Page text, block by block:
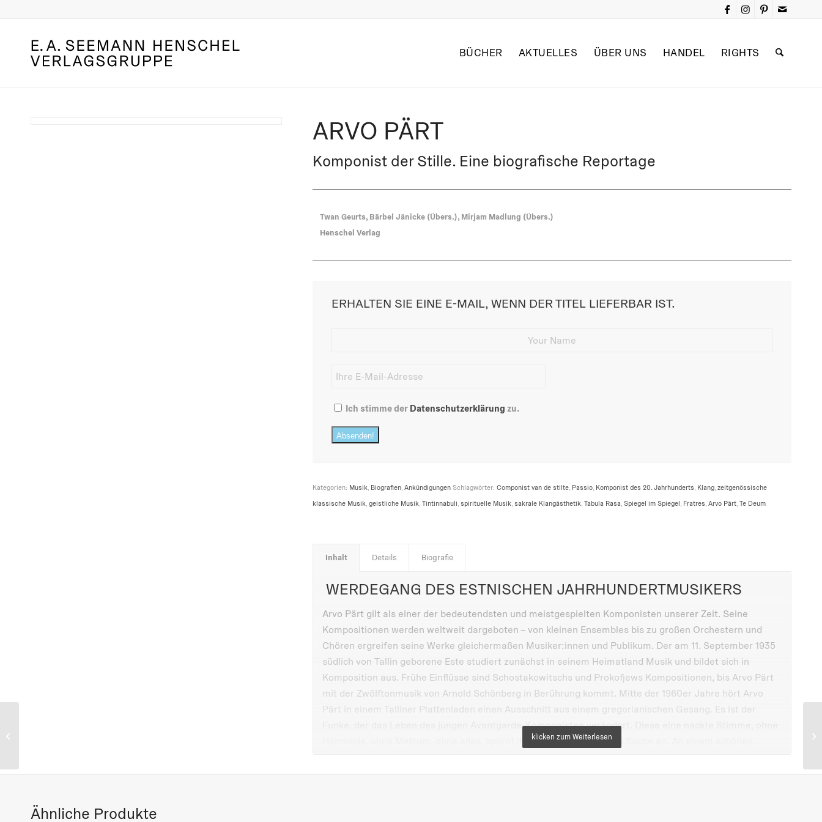
BÜCHER AKTUELLES ÜBER UNS HANDEL RIGHTS
ARVO PÄRT
Komponist der Stille. Eine biografische Reportage
Twan Geurts, Bärbel Jänicke (Übers.), Mirjam Madlung (Übers.)
Henschel Verlag
ERHALTEN SIE EINE E-MAIL, WENN DER TITEL LIEFERBAR IST.
Ich stimme der Datenschutzerklärung zu.
Absenden!
Kategorien: Musik, Biografien, Ankündigungen Schlagwörter: Componist van de stilte, Passio, Komponist des 20. Jahrhunderts, Klang, zeitgenössische
klassische Musik, geistliche Musik, Tintinnabuli, spirituelle Musik, sakrale Klangästhetik, Tabula Rasa, Spiegel im Spiegel, Fratres, Arvo Pärt, Te Deum
Inhalt Details Biografie
WERDEGANG DES ESTNISCHEN JAHRHUNDERTMUSIKERS
Arvo Pärt gilt als einer der bedeutendsten und meistgespielten Komponisten unserer Zeit. Seine
Kompositionen werden weltweit dargeboten – von kleinen Ensembles bis zu großen Orchestern und
Chören ergreifen seine Werke gleichermaßen Musiker:innen und Publikum. Der am 11. September 1935
südlich von Tallin geborene Este studiert zunächst in seinem Heimatland Musik und bildet sich in
Komposition aus. Frühe Einflüsse sind Schostakowitschs und Prokofjews Kompositionen, bis Arvo Pärt
mit der Zwölftonmusik von Arnold Schönberg in Berührung kommt. Mitte der 1960er Jahre hört Arvo
Pärt in einem Talliner Plattenladen einen Ausschnitt aus einem gregorianischen Gesang. Es ist der
Funke, der das Leben des jungen Avantgarde-Komponisten verändert. Diese eine nackte Stimme, ohne
Harmonie, ohne Metrum, ohne alles, spornt ihn zu einer jahrelangen Suche an. An einem schönen
Ähnliche Produkte